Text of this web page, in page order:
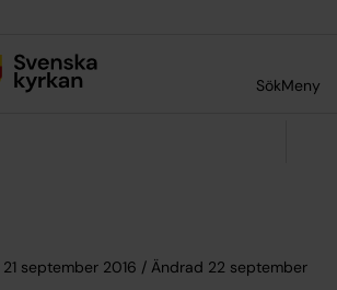
SökMeny
september 2016 / Ändrad 22 september